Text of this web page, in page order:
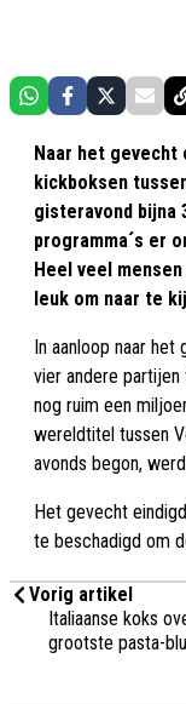
Naar het
kickboksen
gisteravond bijna
programma´s er
Heel veel
leuk om naar te
In aanloop naar
vier andere
nog ruim een
wereldtitel tussen
avonds begon,
Het gevecht
te beschadigd om
Vorig artikel
Italiaanse koks
grootste pasta-